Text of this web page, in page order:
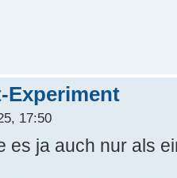
Experiment
17:50
es ja auch nur als